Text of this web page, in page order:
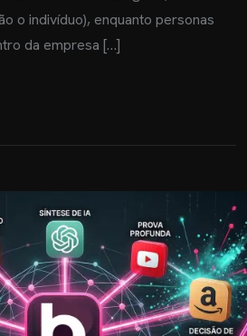
o indivíduo), enquanto personas
da empresa […]